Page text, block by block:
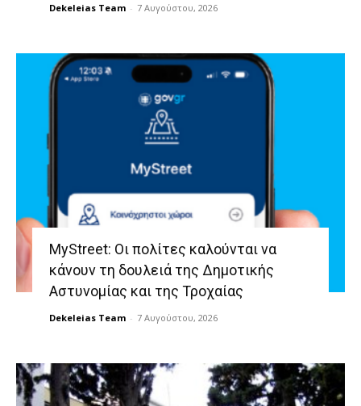
Dekeleias Team - 7 Αυγούστου, 2026
MyStreet: Οι πολίτες καλούνται να
κάνουν τη δουλειά της Δημοτικής
Αστυνομίας και της Τροχαίας
Dekeleias Team - 7 Αυγούστου, 2026